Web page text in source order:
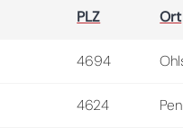
PLZ Ort
4694
4624